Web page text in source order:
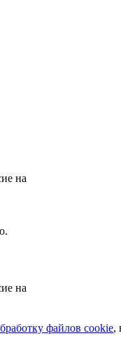
на
на
файлов сookie,